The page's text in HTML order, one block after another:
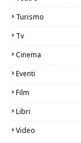
Turismo
Tv
Cinema
Eventi
Film
Libri
Video